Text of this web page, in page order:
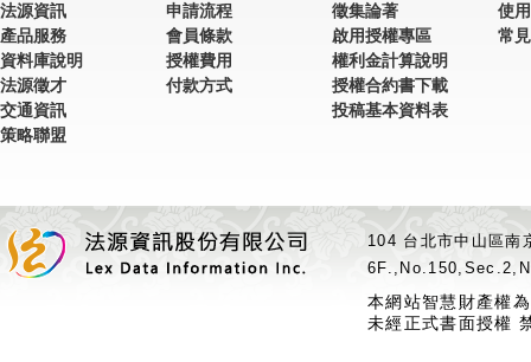
法源資訊
產品服務
資料庫說明
法源徵才
交通資訊
策略聯盟
申請流程
會員條款
授權費用
付款方式
徵集論著
啟用授權專區
權利金計算說明
授權合約書下載
投稿基本資料表
使
常
104 台北市中山區
本網站智慧財產權
未經正式書面授權